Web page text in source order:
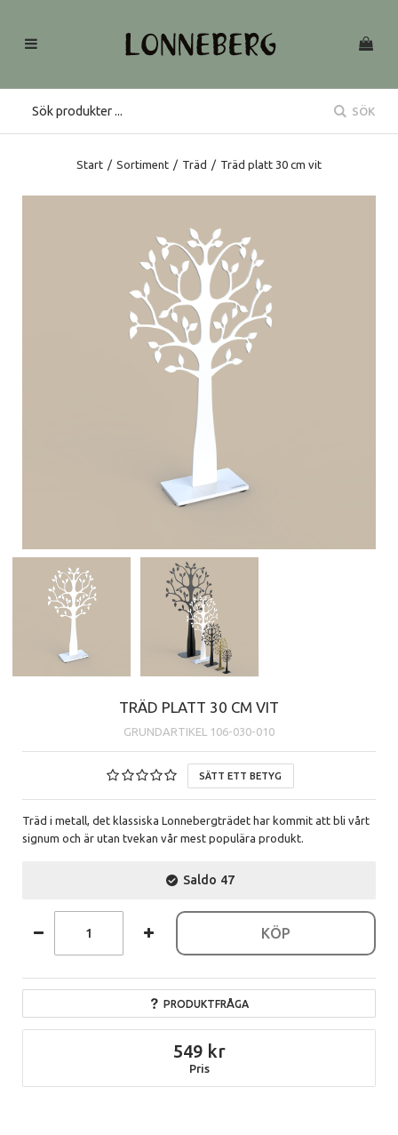
SÖK
Start / Sortiment / Träd / Träd platt 30 cm vit
TRÄD PLATT 30 CM VIT
GRUNDARTIKEL 106-030-010
SÄTT ETT BETYG
Träd i metall, det klassiska Lonnebergträdet har kommit att bli vårt
signum och är utan tvekan vår mest populära produkt.
Pris
549
Saldo 47
PRODUKTFRÅGA
KÖP